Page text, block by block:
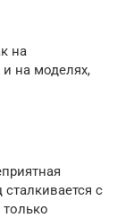
на
на моделях,
с